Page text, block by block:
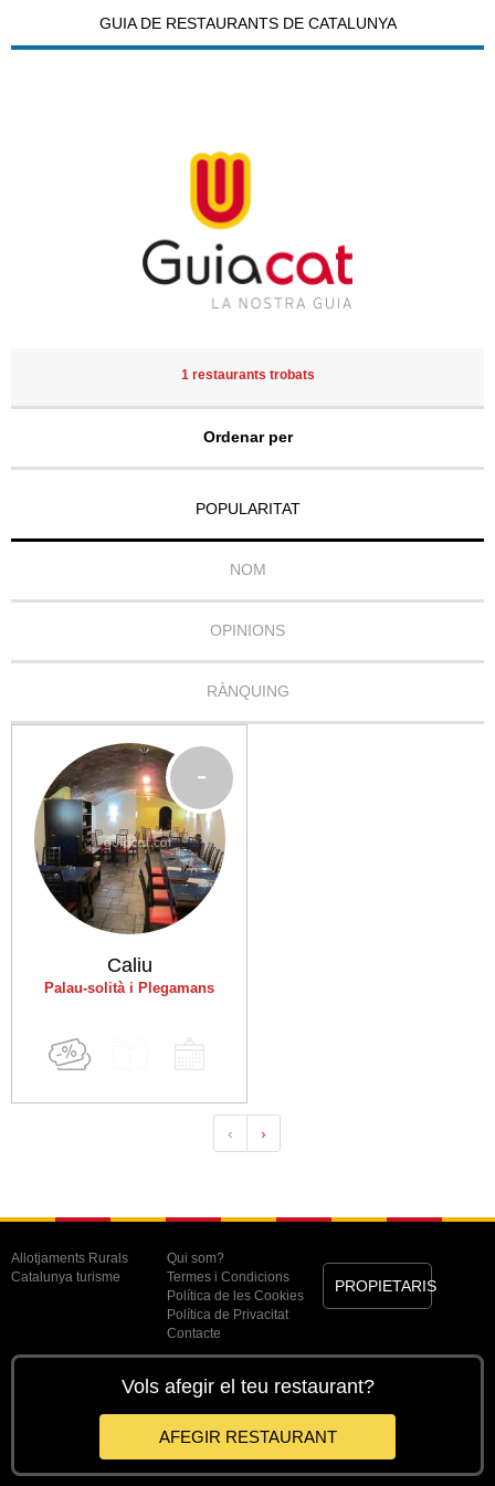
GUIA DE RESTAURANTS DE CATALUNYA
1 restaurants trobats
Ordenar per
POPULARITAT
NOM
OPINIONS
RÀNQUING
Caliu
Palau-solità i Plegamans
-
‹ ›
Allotjaments Rurals
Catalunya turisme
Qui som?
Termes i Condicions
Política de les Cookies
Política de Privacitat
Contacte
PROPIETARIS
Vols afegir el teu restaurant?
AFEGIR RESTAURANT